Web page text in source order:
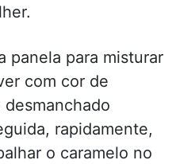
panela para misturar
com cor de
rapidamente,
o caramelo no